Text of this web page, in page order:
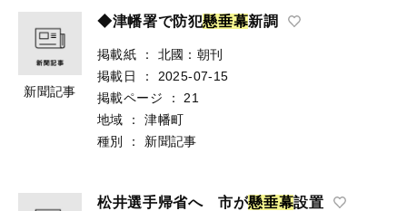
新聞記事
◆津幡署で防犯懸垂幕新調
掲載紙 ：
北國：朝刊
掲載日
：
2025-07-15
掲載ページ
：
21
地域
：
津幡町
種別
： 新聞記事
松井選手帰省へ 市が懸垂幕設置